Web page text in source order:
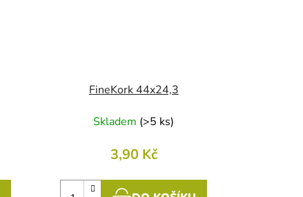
FineKork 44x24,3
Skladem (>5 ks)
3,90 Kč